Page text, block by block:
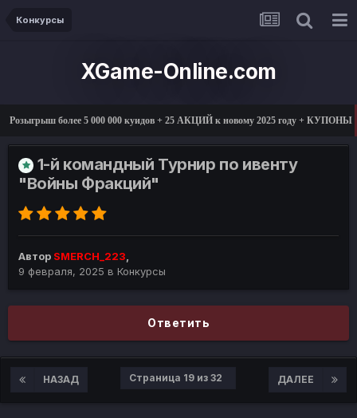
Конкурсы
XGame-Online.com
более 5 000 000 куидов + 25 АКЦИЙ к новому 2025 году + КУПОНЫ +
1-й командный Турнир по ивенту
"Войны Фракций"
Автор SMERCH_223,
9 февраля, 2025 в Конкурсы
Ответить
НАЗАД ДАЛЕЕ
Страница 19 из 32